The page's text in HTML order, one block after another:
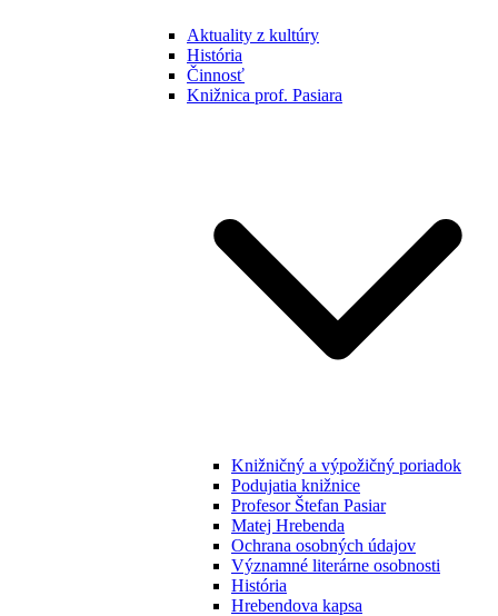
Aktuality z kultúry
História
Činnosť
Knižnica prof. Pasiara
Knižničný a výpožičný poriadok
Podujatia knižnice
Profesor Štefan Pasiar
Matej Hrebenda
Ochrana osobných údajov
Významné literárne osobnosti
História
Hrebendova kapsa